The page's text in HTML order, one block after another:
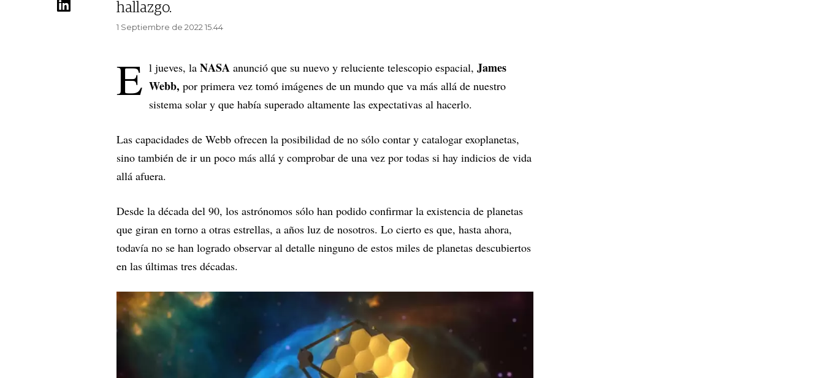
hallazgo.
1 Septiembre de 2022 15.44
E l jueves, la NASA anunció que su nuevo y reluciente telescopio espacial, James
Webb, por primera vez tomó imágenes de un mundo que va más allá de nuestro
sistema solar y que había superado altamente las expectativas al hacerlo.
Las capacidades de Webb ofrecen la posibilidad de no sólo contar y catalogar exoplanetas,
sino también de ir un poco más allá y comprobar de una vez por todas si hay indicios de vida
allá afuera.
Desde la década del 90, los astrónomos sólo han podido confirmar la existencia de planetas
que giran en torno a otras estrellas, a años luz de nosotros. Lo cierto es que, hasta ahora,
todavía no se han logrado observar al detalle ninguno de estos miles de planetas descubiertos
en las últimas tres décadas.